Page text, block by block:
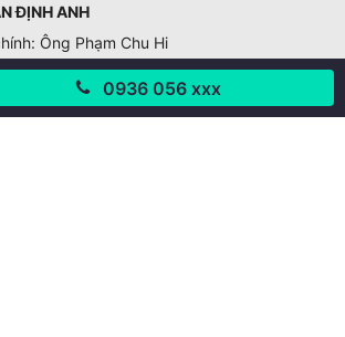
0936 056 xxx
ĐỊNH ANH
Ông Phạm Chu Hi
BTTTT do Bộ TTTT cấp ngày